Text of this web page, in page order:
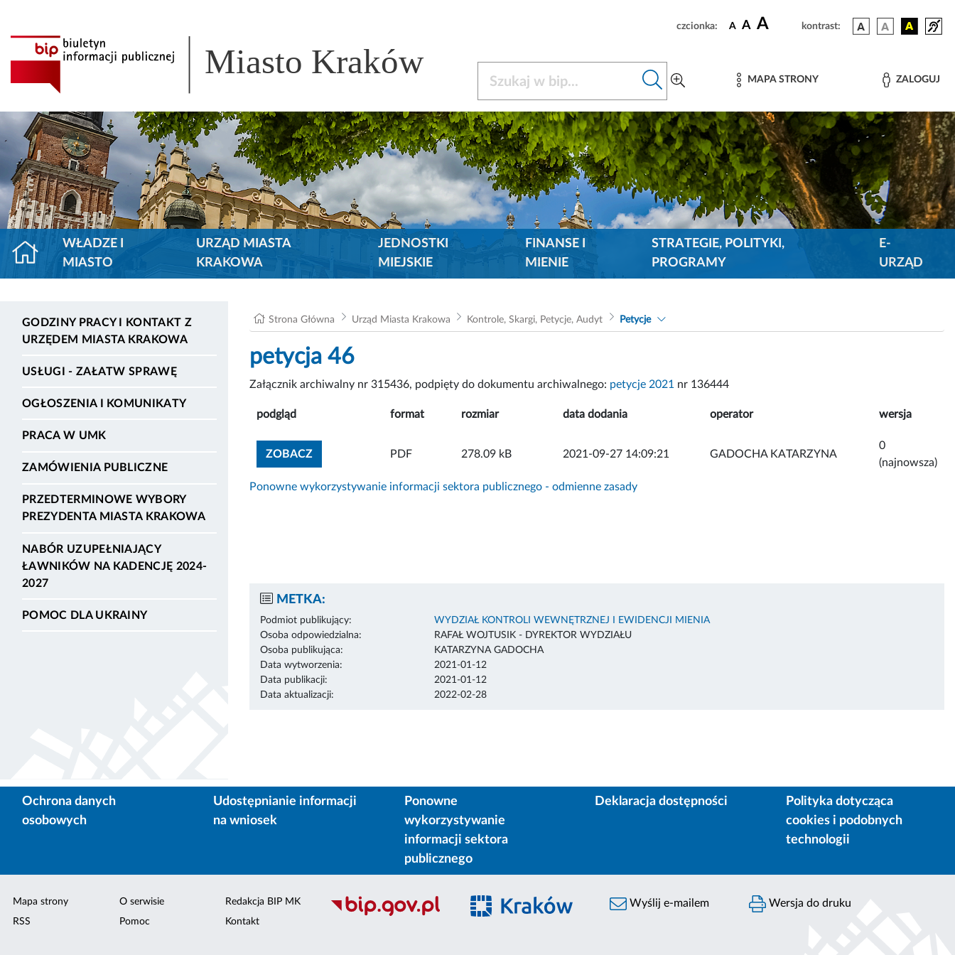
czcionka: A A A kontrast:
Miasto Kraków MAPA STRONY ZALOGUJ
WŁADZE I
MIASTO
URZĄD MIASTA
KRAKOWA
JEDNOSTKI
MIEJSKIE
FINANSE I
MIENIE
STRATEGIE, POLITYKI,
PROGRAMY
E-
URZĄD
GODZINY PRACY I KONTAKT Z
URZĘDEM MIASTA KRAKOWA
USŁUGI - ZAŁATW SPRAWĘ
OGŁOSZENIA I KOMUNIKATY
PRACA W UMK
ZAMÓWIENIA PUBLICZNE
PRZEDTERMINOWE WYBORY
PREZYDENTA MIASTA KRAKOWA
NABÓR UZUPEŁNIAJĄCY
ŁAWNIKÓW NA KADENCJĘ 2024-
2027
POMOC DLA UKRAINY
Strona Główna Urząd Miasta Krakowa Kontrole, Skargi, Petycje, Audyt Petycje
petycja 46
Załącznik archiwalny nr 315436, podpięty do dokumentu archiwalnego: petycje 2021 nr 136444
podgląd format rozmiar data dodania operator wersja
ZOBACZZOBACZ ZAŁĄCZNIK
PDF 278.09 kB 2021-09-27 14:09:21 GADOCHA KATARZYNA
0
(najnowsza)
Ponowne wykorzystywanie informacji sektora publicznego - odmienne zasady
METKA:
Podmiot publikujący:
WYDZIAŁ KONTROLI WEWNĘTRZNEJ I EWIDENCJI MIENIA
Osoba odpowiedzialna:
RAFAŁ WOJTUSIK - DYREKTOR WYDZIAŁU
Osoba publikująca:
KATARZYNA GADOCHA
Data wytworzenia:
2021-01-12
Data publikacji:
2021-01-12
Data aktualizacji:
2022-02-28
Ochrona danych
osobowych
Udostępnianie informacji
na wniosek
Ponowne
wykorzystywanie
informacji sektora
publicznego
Deklaracja dostępności
Polityka dotycząca
cookies i podobnych
technologii
Mapa strony
RSS
O serwisie
Pomoc
Redakcja BIP MK
Kontakt
Wyślij e-mailem Wersja do druku